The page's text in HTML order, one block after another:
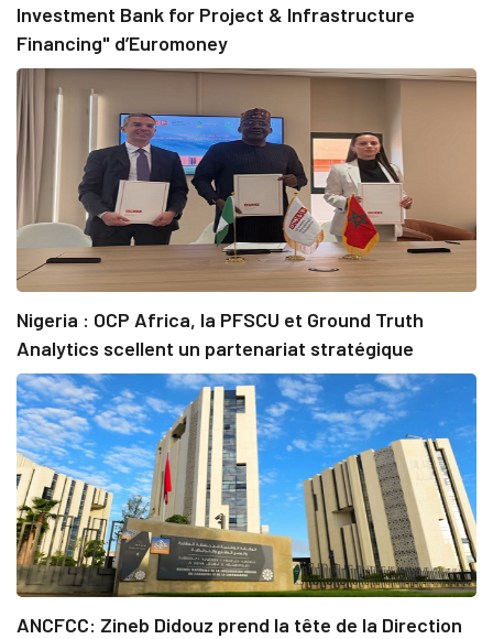
Investment Bank for Project & Infrastructure
Financing" d’Euromoney
Nigeria : OCP Africa, la PFSCU et Ground Truth
Analytics scellent un partenariat stratégique
ANCFCC: Zineb Didouz prend la tête de la Direction